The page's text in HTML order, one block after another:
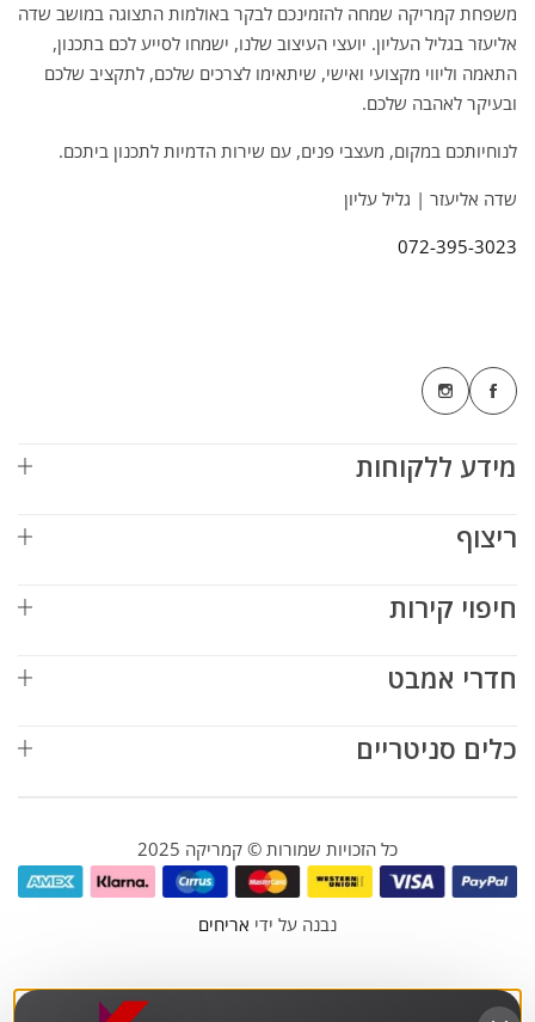
משפחת קמריקה שמחה להזמינכם לבקר באולמות התצוגה במושב שדה
אליעזר בגליל העליון. יועצי העיצוב שלנו, ישמחו לסייע לכם בתכנון,
התאמה וליווי מקצועי ואישי, שיתאימו לצרכים שלכם, לתקציב שלכם
ובעיקר לאהבה שלכם.
לנוחיותכם במקום, מעצבי פנים, עם שירות הדמיות לתכנון ביתכם.
שדה אליעזר | גליל עליון
072-395-3023
מידע ללקוחות
ריצוף
חיפוי קירות
חדרי אמבט
כלים סניטריים
כל הזכויות שמורות © קמריקה 2025
נבנה על ידי אריחים